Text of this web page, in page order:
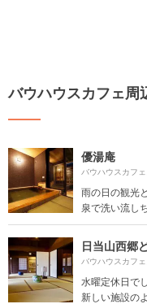
バウハウスカフェ周
優湯庵
バウハウスカフ
雨の日の観光
泉で洗い流し
日当山西郷
バウハウスカフ
水曜定休日で
新しい施設の